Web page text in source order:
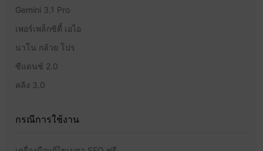
Gemini 3.1 Pro
เพอร์เพล็กซิตี้ เอไอ
นาโน กล้วย โปร
ซีแดนซ์ 2.0
คลิง 3.0
กรณีการใช้งาน